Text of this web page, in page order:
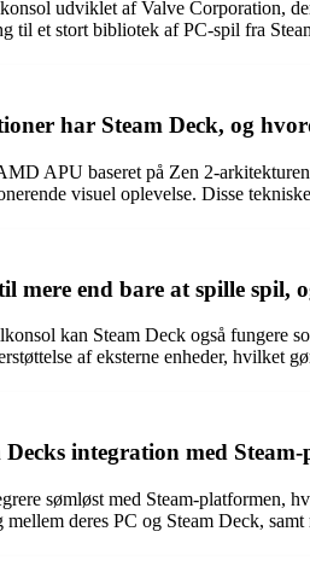
udviklet af Valve Corporation,
til et stort bibliotek af PC-spil fra
har Steam Deck, og
APU baseret på Zen 2-
visuel oplevelse. Disse
mere end bare at spille
kan Steam Deck også fungere
af eksterne enheder, hvilket
integration med
sømløst med Steam-platformen,
deres PC og Steam Deck,